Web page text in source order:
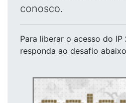
conosco.
Para liberar o acesso do IP
responda ao desafio